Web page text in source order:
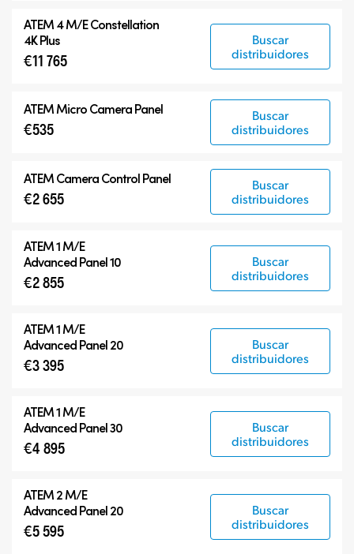
ATEM4 M/E Constellation
4K Plus
€11 765
Buscar
distribuidores
ATEM Micro Camera Panel
€535
Buscar
distribuidores
ATEM Camera Control Panel
€2 655
Buscar
distribuidores
ATEM 1 M/E
Advanced Panel 10
€2 855
Buscar
distribuidores
ATEM 1 M/E
Advanced Panel 20
€3 395
Buscar
distribuidores
ATEM 1 M/E
Advanced Panel 30
€4 895
Buscar
distribuidores
ATEM 2 M/E
Advanced Panel 20
€5 595
Buscar
distribuidores